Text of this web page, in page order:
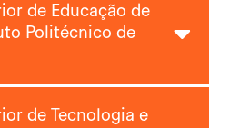
de Educação de
Politécnico de
de Tecnologia e